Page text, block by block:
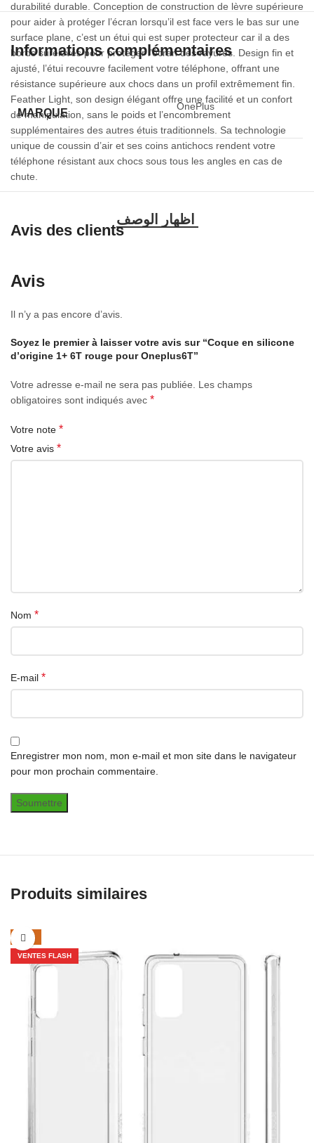
durabilité durable. Conception de construction de lèvre supérieure
pour aider à protéger l’écran lorsqu’il est face vers le bas sur une
surface plane, c’est un étui qui est super protecteur car il a des
bords surélevés pour protéger l’écran des rayures. Design fin et
ajusté, l’étui recouvre facilement votre téléphone, offrant une
résistance supérieure aux chocs dans un profil extrêmement fin.
Feather Light, son design élégant offre une facilité et un confort
de manipulation, sans le poids et l’encombrement
supplémentaires des autres étuis traditionnels. Sa technologie
unique de coussin d’air et ses coins antichocs rendent votre
téléphone résistant aux chocs sous tous les angles en cas de
chute.
Informations complémentaires
MARQUE
OnePlus
Avis des clients
Avis
Il n’y a pas encore d’avis.
Soyez le premier à laisser votre avis sur “Coque en silicone
d’origine 1+ 6T rouge pour Oneplus6T”
Votre adresse e-mail ne sera pas publiée.
Les champs
obligatoires sont indiqués avec *
Votre note *
Votre avis *
Nom *
E-mail *
Enregistrer mon nom, mon e-mail et mon site dans le navigateur
pour mon prochain commentaire.
Produits similaires
-43%
VENTES FLASH